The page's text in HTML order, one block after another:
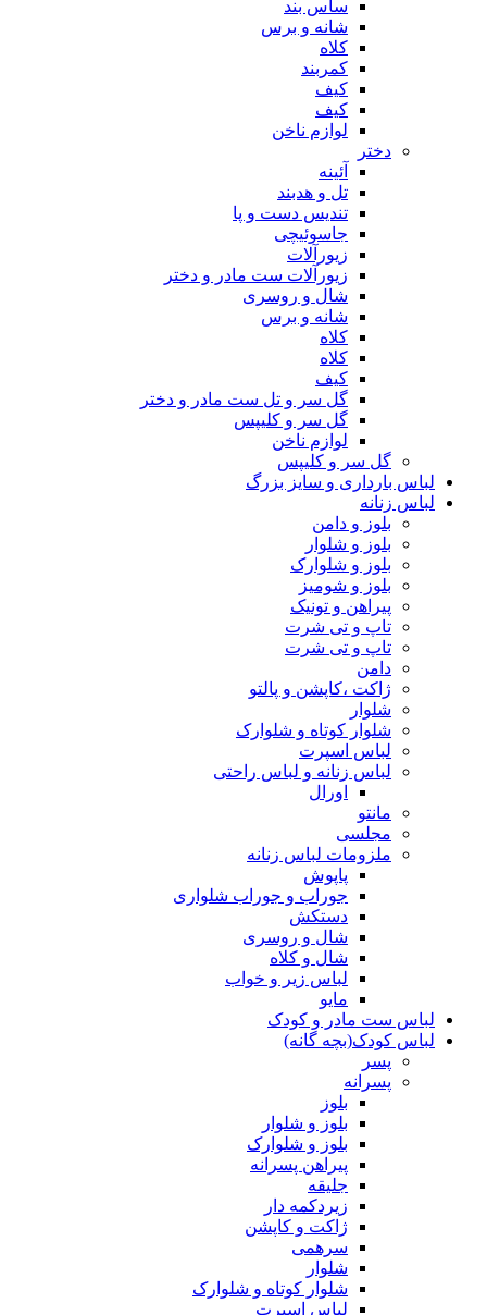
ساس بند
شانه و برس
کلاه
کمربند
کیف
کیف
لوازم ناخن
دختر
آئینه
تل و هدبند
تندیس دست و پا
جاسوئیچی
زیورآلات
زیورآلات ست مادر و دختر
شال و روسری
شانه و برس
کلاه
کلاه
کیف
گل سر و تل ست مادر و دختر
گل سر و کلیپس
لوازم ناخن
گل سر و کلیپس
لباس بارداری و سایز بزرگ
لباس زنانه
بلوز و دامن
بلوز و شلوار
بلوز و شلوارک
بلوز و شومیز
پیراهن و تونیک
تاپ و تی شرت
تاپ و تی شرت
دامن
ژاکت ،کاپشن و پالتو
شلوار
شلوار کوتاه و شلوارک
لباس اسپرت
لباس زنانه و لباس راحتی
اورال
مانتو
مجلسی
ملزومات لباس زنانه
پاپوش
جوراب و جوراب شلواری
دستکش
شال و روسری
شال و کلاه
لباس زیر و خواب
مایو
لباس ست مادر و کودک
لباس کودک(بچه گانه)
پسر
پسرانه
بلوز
بلوز و شلوار
بلوز و شلوارک
پیراهن پسرانه
جلیقه
زیردکمه دار
ژاکت و کاپشن
سرهمی
شلوار
شلوار کوتاه و شلوارک
لباس اسپرت